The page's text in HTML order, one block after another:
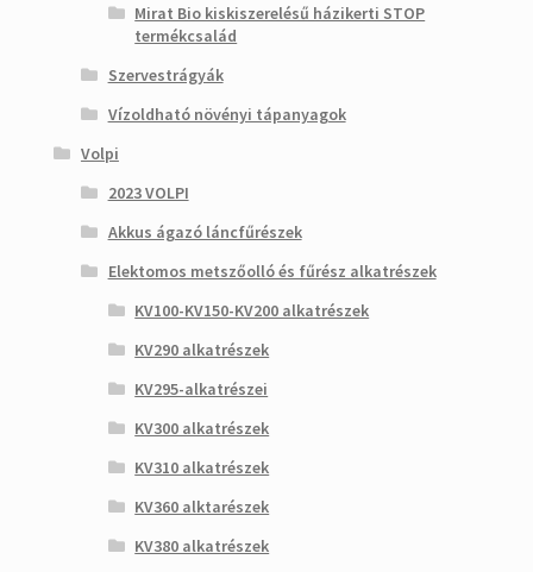
Mirat Bio kiskiszerelésű házikerti STOP
termékcsalád
Szervestrágyák
Vízoldható növényi tápanyagok
Volpi
2023 VOLPI
Akkus ágazó láncfűrészek
Elektomos metszőolló és fűrész alkatrészek
KV100-KV150-KV200 alkatrészek
KV290 alkatrészek
KV295-alkatrészei
KV300 alkatrészek
KV310 alkatrészek
KV360 alktarészek
KV380 alkatrészek